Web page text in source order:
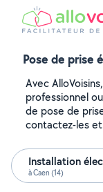
Pose de prise
Avec
professionnel
de pose de
contactez-les
Installation
à Caen (14)